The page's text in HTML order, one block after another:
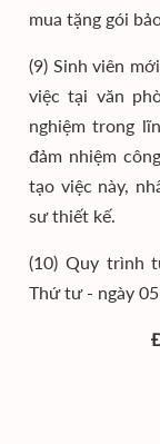
mua tặng gói
(9) Sinh viên
việc tại văn
nghiệm trong
đảm nhiệm
tạo việc này,
sư thiết kế.
(10) Quy trình
Thứ tư - ngày